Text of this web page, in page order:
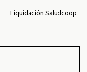
Liquidación Saludcoop